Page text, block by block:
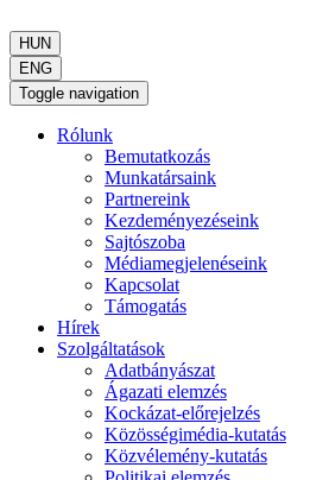
HUN
ENG
Toggle navigation
Rólunk
Bemutatkozás
Munkatársaink
Partnereink
Kezdeményezéseink
Sajtószoba
Médiamegjelenéseink
Kapcsolat
Támogatás
Hírek
Szolgáltatások
Adatbányászat
Ágazati elemzés
Kockázat-előrejelzés
Közösségimédia-kutatás
Közvélemény-kutatás